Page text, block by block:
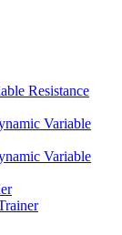
Resistance
Variable
Variable